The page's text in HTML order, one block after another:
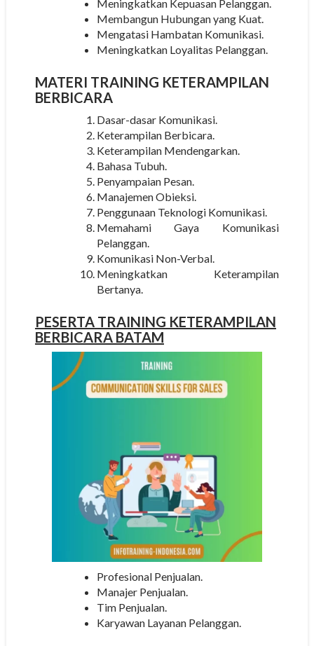
Meningkatkan Kepuasan Pelanggan.
Membangun Hubungan yang Kuat.
Mengatasi Hambatan Komunikasi.
Meningkatkan Loyalitas Pelanggan.
MATERI TRAINING KETERAMPILAN
BERBICARA
Dasar-dasar Komunikasi.
Keterampilan Berbicara.
Keterampilan Mendengarkan.
Bahasa Tubuh.
Penyampaian Pesan.
Manajemen Obieksi.
Penggunaan Teknologi Komunikasi.
Memahami Gaya Komunikasi
Pelanggan.
Komunikasi Non-Verbal.
Meningkatkan Keterampilan
Bertanya.
PESERTA TRAINING KETERAMPILAN
BERBICARA BATAM
Profesional Penjualan.
Manajer Penjualan.
Tim Penjualan.
Karyawan Layanan Pelanggan.